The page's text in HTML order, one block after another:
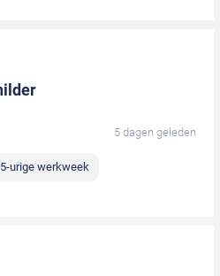
5 dagen geleden
urige werkweek